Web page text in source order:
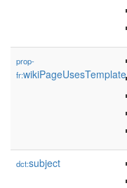
prop-
fr:wikiPageUsesTemplate
dct:subject